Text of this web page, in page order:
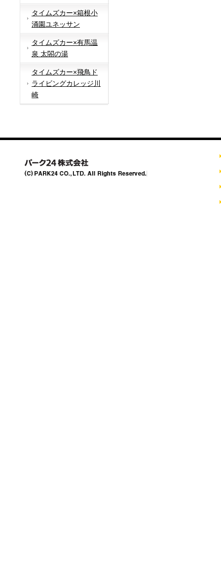
タイムズカー×箱根小
涌園ユネッサン
タイムズカー×有馬温
泉 太閤の湯
タイムズカー×飛鳥ド
ライビングカレッジ川
崎